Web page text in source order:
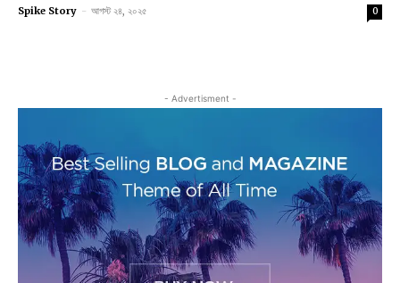
Spike Story - আগস্ট ২৪, ২০২৫ 0
- Advertisment -